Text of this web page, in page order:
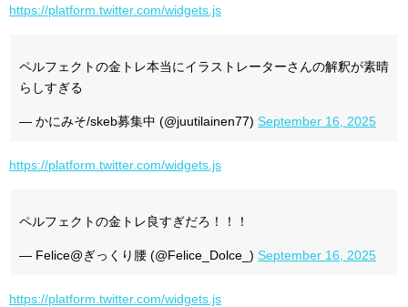
https://platform.twitter.com/widgets.js
ペルフェクトの金トレ本当にイラストレーターさんの解釈が素晴
らしすぎる
— かにみそ/skeb募集中 (@juutilainen77) September 16, 2025
https://platform.twitter.com/widgets.js
ペルフェクトの金トレ良すぎだろ！！！
— Felice@ぎっくり腰 (@Felice_Dolce_) September 16, 2025
https://platform.twitter.com/widgets.js